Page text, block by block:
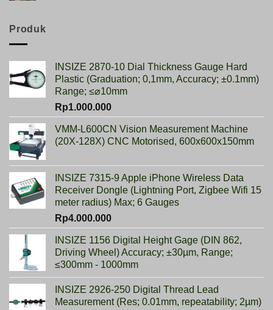
Mengapa
Daripada
Imperial?
Produk
INSIZE 2870-10 Dial Thickness Gauge Hard
Plastic (Graduation; 0,1mm, Accuracy; ±0.1mm)
Range; ≤⌀10mm
Rp1.000.000
VMM-L600CN Vision Measurement Machine
(20X-128X) CNC Motorised, 600x600x150mm
INSIZE 7315-9 Apple iPhone Wireless Data
Receiver Dongle (Lightning Port, Zigbee Wifi 15
meter radius) Max; 6 Gauges
Rp4.000.000
INSIZE 1156 Digital Height Gage (DIN 862,
Driving Wheel) Accuracy; ±30µm, Range;
≤300mm - 1000mm
INSIZE 2926-250 Digital Thread Lead
Measurement (Res; 0.01mm, repeatability; 2µm)